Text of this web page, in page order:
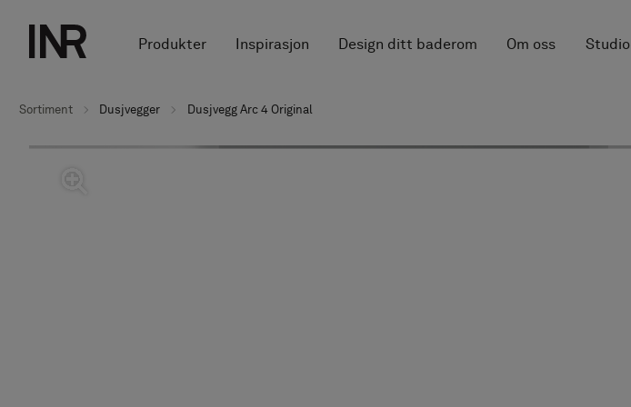
Produkter Inspirasjon Design ditt baderom Om oss Studio
Sortiment Dusjvegger Dusjvegg Arc 4 Original